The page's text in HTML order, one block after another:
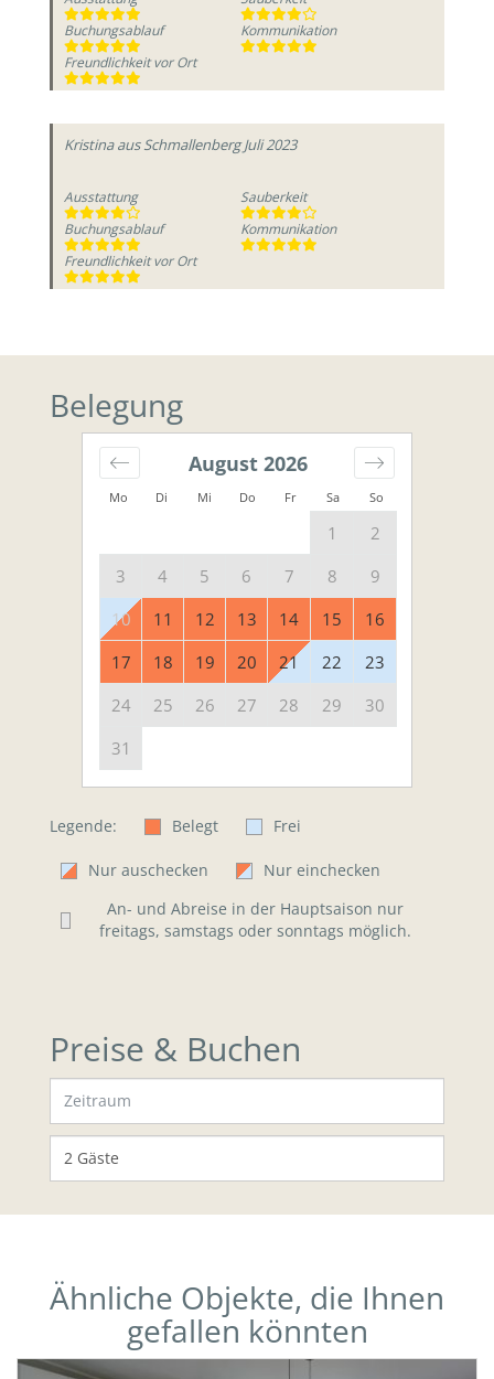
Buchungsablauf
Kommunikation
Freundlichkeit vor Ort
Kristinaaus Schmallenberg Juli 2023
Ausstattung
Sauberkeit
Buchungsablauf
Kommunikation
Freundlichkeit vor Ort
Belegung
Mo Di Mi Do Fr Sa So
August 2026
1
2
3
4 5 6 7 8
9
10
11 12 13 14 15
16
17
18 19 20 21 22
23
24
25 26 27 28 29
30
31
Legende: Belegt Frei
Nur auschecken
Nur einchecken
An- und Abreise in der Hauptsaison nur
freitags, samstags oder sonntags möglich.
Preise & Buchen
Ähnliche Objekte, die Ihnen
gefallen könnten